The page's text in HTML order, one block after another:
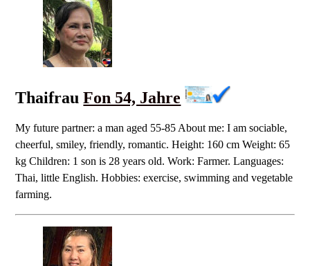
ThaifrauFon 54, Jahre
My future partner: a man aged 55-85 About me: I am sociable,
cheerful, smiley, friendly, romantic. Height: 160 cm Weight: 65
kg Children: 1 son is 28 years old. Work: Farmer. Languages:
Thai, little English. Hobbies: exercise, swimming and vegetable
farming.